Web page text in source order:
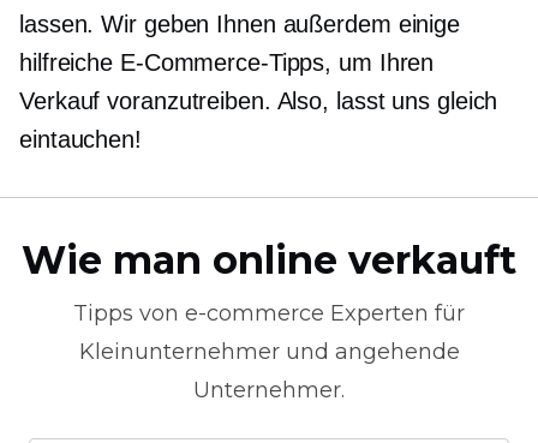
lassen. Wir geben Ihnen außerdem einige
hilfreiche E-Commerce-Tipps, um Ihren
Verkauf voranzutreiben. Also, lasst uns gleich
eintauchen!
Wie man online verkauft
Tipps von e-commerce Experten für
Kleinunternehmer und angehende
Unternehmer.